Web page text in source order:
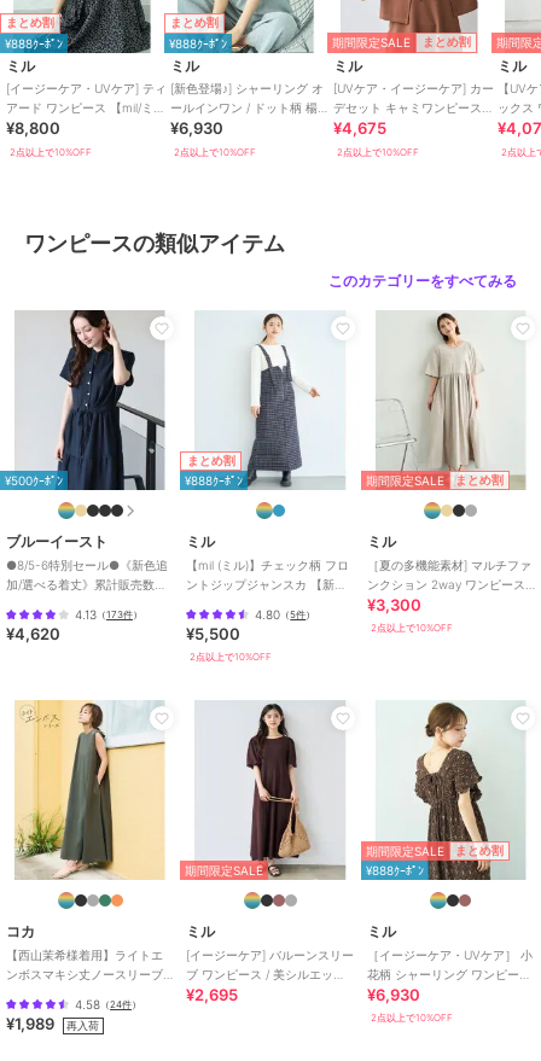
・左右ポケット付き
・肩紐調整可能（背中リボン）
※染色・加工条件により色ごとの風合いに多少の差異が生じる場合が
サイズ等が若干異なる場合がございます。
※商品によっては、2cm前後（ニットの場合は3cm前後）のサイズ誤
画像の色が実物と異なって見える場合がございます。
《お気に入り登録》でお得な情報がいっぱい
・「商品のお気に入り登録」で再入荷通知や、人気アイテムのラスト
1点通知、セール通知等お得な情報を受け取ることができます。
・「ブランドのお気に入り登録」でSHOPの新作アイテムや再入荷な
ど、お得な情報を受け取ることができます！
【ブランド説明】
- mil ミル -
低身長でもオシャレを楽しみたい。そんな気持ちから生まれた 小柄
さん向けレディースブランド。
トレンドや上品な可愛らしさを訴えた、長く愛用できるカジュアルベ
小柄さんだからこそ着こなせる美シルエット。
ぴったり丈の感動をお届けします。
期間限定セール開催中
ミル
ショップ ミル
商品カテゴリ ワンピースドレス ワンピース
性別タイプ
まとめ割
¥888ｸｰﾎﾟﾝ
ミル
[イージーケア・UVケア] ティ
アード ワンピース 【mil/ミ
ル】
¥8,800
2点以上で10%OFF
まとめ割
¥888ｸｰﾎﾟﾝ
ミル
[新色登場♪] シャーリング オ
ールインワン / ドット柄 楊柳
ギンガム 【mil(ミル)】
¥6,930
2点以上で10%OFF
期間限定SALE まとめ割
ミル
[UVケア・イージーケア] カー
デセット キャミワンピース
【mil/ミル】
¥4,675
2点以上で10%OFF
期間限
ミル
【UVケ
ックス
ーケア
2点以上
ワンピースの類似アイテム
このカテゴリーをすべてみる
¥500ｸｰﾎﾟﾝ
ブルーイースト
●8/5-6特別セール●《新色追
加/選べる着丈》累計販売数
ンピース
4.13 （173件）
¥4,620
まとめ割
¥888ｸｰﾎﾟﾝ
ミル
【mil (ミル)】チェック柄 フロ
ントジップジャンスカ 【新
4.80 （5件）
¥5,500
2点以上で10%OFF
期間限定SALE まとめ割
ミル
［夏の多機能素材] マルチファ
ンクション 2way ワンピース/
汗染み防止 【mil/ミル】
¥3,300
2点以上で10%OFF
コカ
【西山茉希様着用】ライトエ
ンボスマキシ丈ノースリーブ
にくい・速乾
4.58 （24件）
¥1,989 再入荷
期間限定SALE
ミル
[イージーケア] バルーンスリー
ブ ワンピース / 美シルエット
【mil (ミル)】
¥2,695
期間限定SALE まとめ割
¥888ｸｰﾎﾟﾝ
ミル
［イージーケア・UVケア］ 小
花柄 シャーリング ワンピース
【mil/ミル】
¥6,930
2点以上で10%OFF